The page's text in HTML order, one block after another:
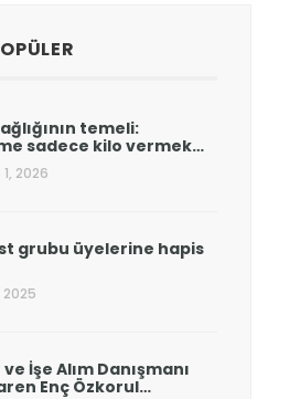
temeli:
sadece kilo vermek…
1, 2026
grubu üyelerine hapis
2025
İşe Alım Danışmanı
Enç Özkorul…